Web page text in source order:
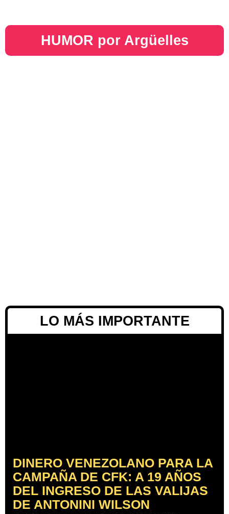
HUMOR por Argüelles​
LO MÁS IMPORTANTE
DINERO VENEZOLANO PARA LA
CAMPAÑA DE CFK: A 19 AÑOS
DEL INGRESO DE LAS VALIJAS
DE ANTONINI WILSON